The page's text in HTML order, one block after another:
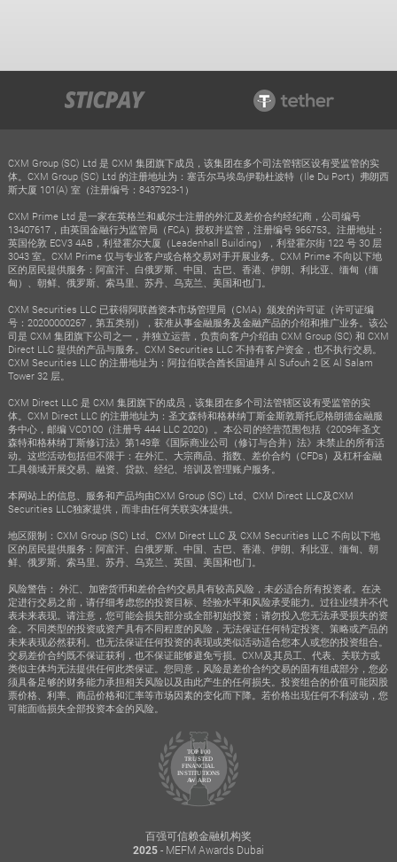
CXM Group (SC) Ltd 是 CXM 集团旗下成员，该集团在多个司法管辖区设有受监管的实
体。CXM Group (SC) Ltd 的注册地址为：塞舌尔马埃岛伊勒杜波特（Ile Du Port）弗朗西
斯大厦 101(A) 室（注册编号：8437923-1）
CXM Prime Ltd 是一家在英格兰和威尔士注册的外汇及差价合约经纪商，公司编号
13407617，由英国金融行为监管局（FCA）授权并监管，注册编号 966753。注册地址：
英国伦敦 ECV3 4AB，利登霍尔大厦（Leadenhall Building），利登霍尔街 122 号 30 层
3043 室。CXM Prime 仅与专业客户或合格交易对手开展业务。CXM Prime 不向以下地
区的居民提供服务：阿富汗、白俄罗斯、中国、古巴、香港、伊朗、利比亚、缅甸（缅
甸）、朝鲜、俄罗斯、索马里、苏丹、乌克兰、美国和也门。
CXM Securities LLC 已获得阿联酋资本市场管理局（CMA）颁发的许可证（许可证编
号：20200000267，第五类别），获准从事金融服务及金融产品的介绍和推广业务。该公
司是 CXM 集团旗下公司之一，并独立运营，负责向客户介绍由 CXM Group (SC) 和 CXM
Direct LLC 提供的产品与服务。CXM Securities LLC 不持有客户资金，也不执行交易。
CXM Securities LLC 的注册地址为：阿拉伯联合酋长国迪拜 Al Sufouh 2 区 Al Salam
Tower 32 层。
CXM Direct LLC 是 CXM 集团旗下的成员，该集团在多个司法管辖区设有受监管的实
体。CXM Direct LLC 的注册地址为：圣文森特和格林纳丁斯金斯敦斯托尼格朗德金融服
务中心，邮编 VC0100（注册号 444 LLC 2020）。本公司的经营范围包括《2009年圣文
森特和格林纳丁斯修订法》第149章《国际商业公司（修订与合并）法》未禁止的所有活
动。这些活动包括但不限于：在外汇、大宗商品、指数、差价合约（CFDs）及杠杆金融
工具领域开展交易、融资、贷款、经纪、培训及管理账户服务。
本网站上的信息、服务和产品均由CXM Group (SC) Ltd、CXM Direct LLC及CXM
Securities LLC独家提供，而非由任何关联实体提供。
地区限制：CXM Group (SC) Ltd、CXM Direct LLC 及 CXM Securities LLC 不向以下地
区的居民提供服务：阿富汗、白俄罗斯、中国、古巴、香港、伊朗、利比亚、缅甸、朝
鲜、俄罗斯、索马里、苏丹、乌克兰、英国、美国和也门。
风险警告： 外汇、加密货币和差价合约交易具有较高风险，未必适合所有投资者。在决
定进行交易之前，请仔细考虑您的投资目标、经验水平和风险承受能力。过往业绩并不代
表未来表现。请注意，您可能会损失部分或全部初始投资；请勿投入您无法承受损失的资
金。不同类型的投资或资产具有不同程度的风险，无法保证任何特定投资、策略或产品的
未来表现必然获利。也无法保证任何投资的表现或类似活动适合您本人或您的投资组合。
交易差价合约既不保证获利，也不保证能够避免亏损。CXM及其员工、代表、关联方或
类似主体均无法提供任何此类保证。您同意，风险是差价合约交易的固有组成部分，您必
须具备足够的财务能力承担相关风险以及由此产生的任何损失。投资组合的价值可能因股
票价格、利率、商品价格和汇率等市场因素的变化而下降。若价格出现任何不利波动，您
可能面临损失全部投资本金的风险。
百强可信赖金融机构奖
2025 - MEFM Awards Dubai